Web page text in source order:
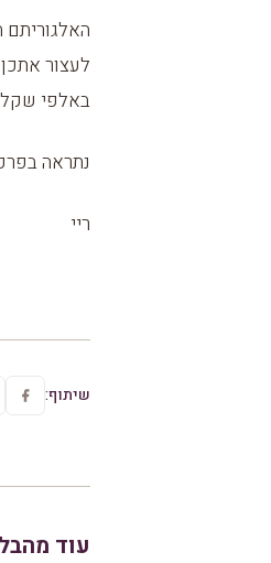
לעצור
באלפי
נתראה
ריי
שיתוף:
עוד